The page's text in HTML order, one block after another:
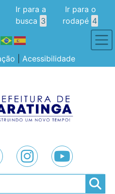
Ir para a
busca 3
Ir para o
rodapé 4
Acessibilidade